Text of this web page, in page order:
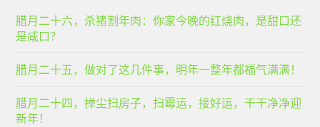
腊月二十六，杀猪割年肉：你家今晚的红烧肉，是甜口还
是咸口？
腊月二十五，做对了这几件事，明年一整年都福气满满！
腊月二十四，掸尘扫房子，扫霉运，接好运，干干净净迎
新年！